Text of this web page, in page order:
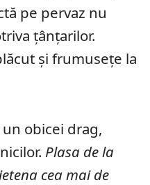
pe pervaz nu
țânțarilor.
și frumusețe la
obicei drag,
Plasa de la
cea mai de